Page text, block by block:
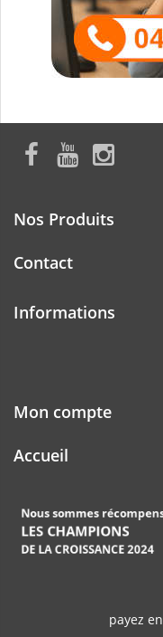
Nos Produits
Contact
Informations
Mon compte
Accueil
payez en